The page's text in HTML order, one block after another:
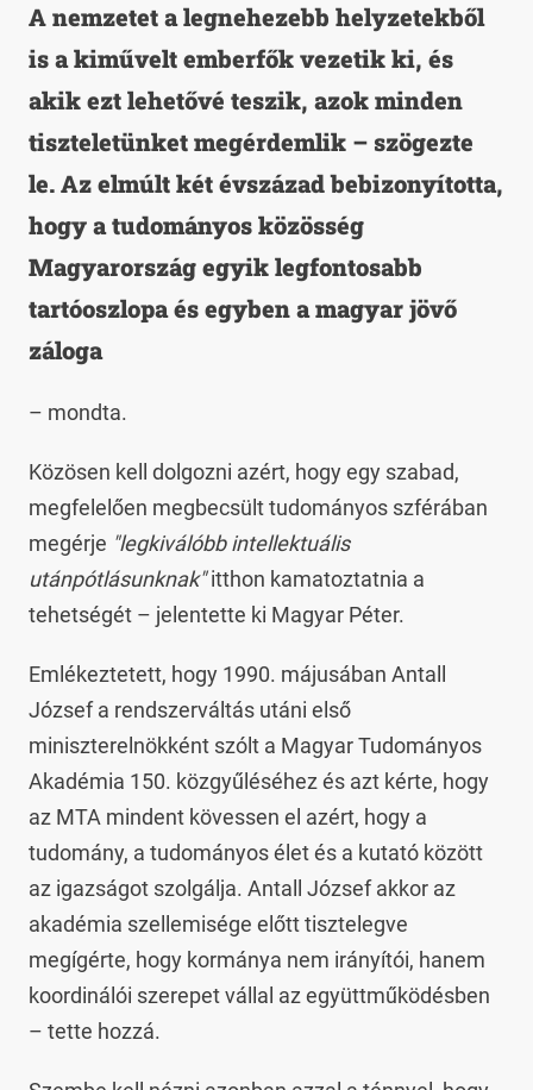
A nemzetet a legnehezebb helyzetekből
is a kiművelt emberfők vezetik ki, és
akik ezt lehetővé teszik, azok minden
tiszteletünket megérdemlik – szögezte
le. Az elmúlt két évszázad bebizonyította,
hogy a tudományos közösség
Magyarország egyik legfontosabb
tartóoszlopa és egyben a magyar jövő
záloga
– mondta.
Közösen kell dolgozni azért, hogy egy szabad,
megfelelően megbecsült tudományos szférában
megérje "legkiválóbb intellektuális
utánpótlásunknak"itthon kamatoztatnia a
tehetségét – jelentette ki Magyar Péter.
Emlékeztetett, hogy 1990. májusában Antall
József a rendszerváltás utáni első
miniszterelnökként szólt a Magyar Tudományos
Akadémia 150. közgyűléséhez és azt kérte, hogy
az MTA mindent kövessen el azért, hogy a
tudomány, a tudományos élet és a kutató között
az igazságot szolgálja. Antall József akkor az
akadémia szellemisége előtt tisztelegve
megígérte, hogy kormánya nem irányítói, hanem
koordinálói szerepet vállal az együttműködésben
– tette hozzá.